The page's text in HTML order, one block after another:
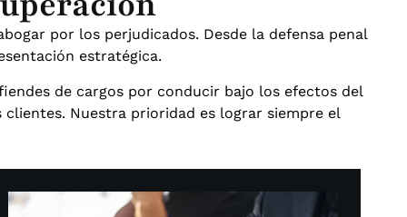
por los perjudicados. Desde la defensa penal
estratégica.
de cargos por conducir bajo los efectos del
Nuestra prioridad es lograr siempre el